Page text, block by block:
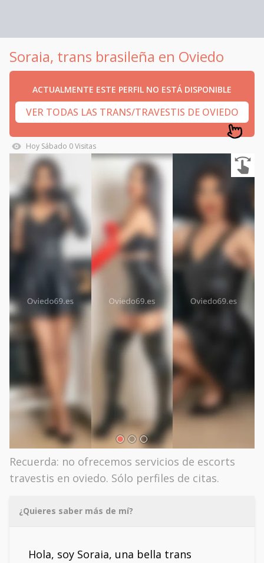
Soraia, trans brasileña en Oviedo
ACTUALMENTE ESTE PERFIL NO ESTÁ DISPONIBLE
VER TODAS LAS TRANS/TRAVESTIS DE OVIEDO
Hoy Sábado 0Visitas
Recuerda: no ofrecemos servicios de escorts
travestis en oviedo. Sólo perfiles de citas.
¿Quieres saber más de mí?
Hola, soy Soraia, una bella trans